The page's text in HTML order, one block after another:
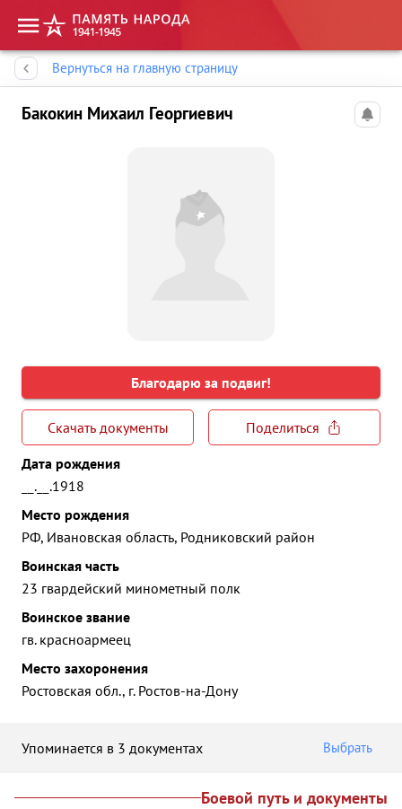
Вернуться на главную страницу
Бакокин Михаил Георгиевич
Благодарю за подвиг!
Скачать документы
Поделиться
Дата рождения
__.__.1918
Место рождения
РФ, Ивановская область, Родниковский район
Воинская часть
23 гвардейский минометный полк
Воинское звание
гв. красноармеец
Место захоронения
Ростовская обл., г. Ростов-на-Дону
Упоминается в 3 документах Выбрать
Боевой путь и документы
Память народа